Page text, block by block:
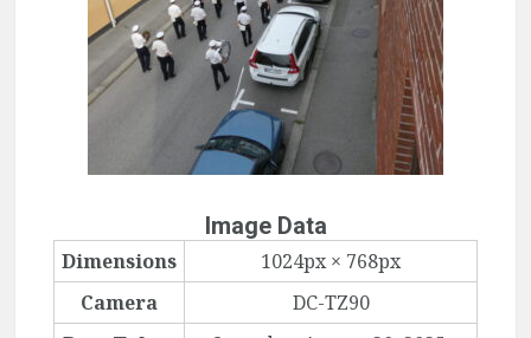
Image Data
Dimensions
1024px × 768px
Camera
DC-TZ90